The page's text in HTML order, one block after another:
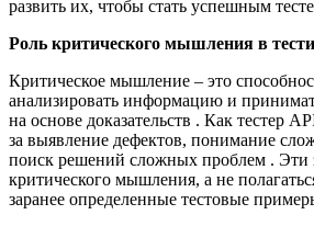
развить их, чтобы стать успешным
Роль критического мышления в
Критическое мышление – это
анализировать информацию и
на основе доказательств . Как тестер
за выявление дефектов, понимание
поиск решений сложных проблем . Эти
критического мышления, а не
заранее определенные тестовые